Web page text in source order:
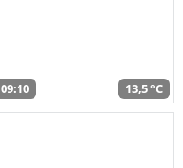
09:10 13,5 °C